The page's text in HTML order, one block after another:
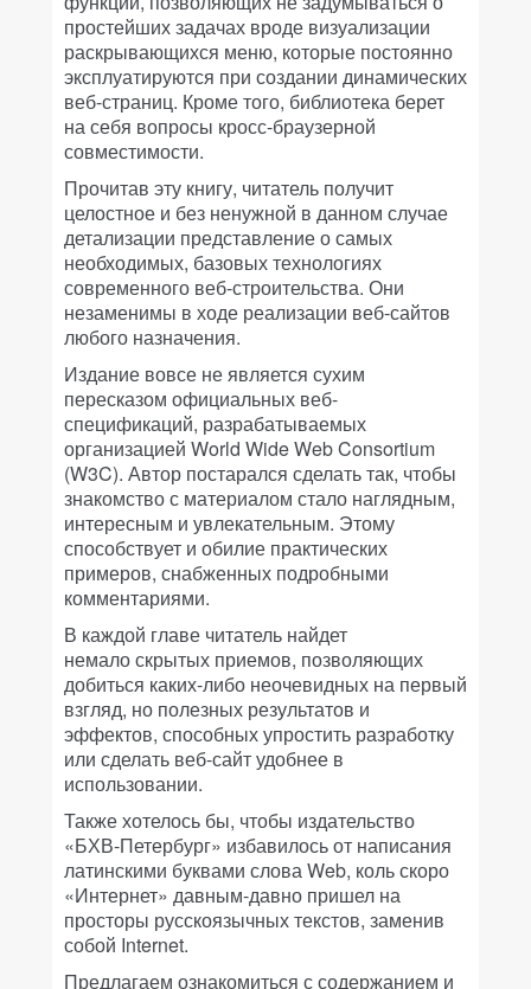
простейших задачах вроде визуализации
раскрывающихся меню, которые постоянно
эксплуатируются при создании динамических
веб-страниц. Кроме того, библиотека берет
на себя вопросы кросс-браузерной
совместимости.
Прочитав эту книгу, читатель получит
целостное и без ненужной в данном случае
детализации представление о самых
необходимых, базовых технологиях
современного веб-строительства. Они
незаменимы в ходе реализации веб-сайтов
любого назначения.
Издание вовсе не является сухим
пересказом официальных веб-
спецификаций, разрабатываемых
организацией World Wide Web Consortium
(W3C). Автор постарался сделать так, чтобы
знакомство с материалом стало наглядным,
интересным и увлекательным. Этому
способствует и обилие практических
примеров, снабженных подробными
комментариями.
В каждой главе читатель найдет
немало скрытых приемов, позволяющих
добиться каких-либо неочевидных на первый
взгляд, но полезных результатов и
эффектов, способных упростить разработку
или сделать веб-сайт удобнее в
использовании.
Также хотелось бы, чтобы издательство
«БХВ-Петербург» избавилось от написания
латинскими буквами слова Web, коль скоро
«Интернет» давным-давно пришел на
просторы русскоязычных текстов, заменив
собой Internet.
Предлагаем ознакомиться с содержанием и